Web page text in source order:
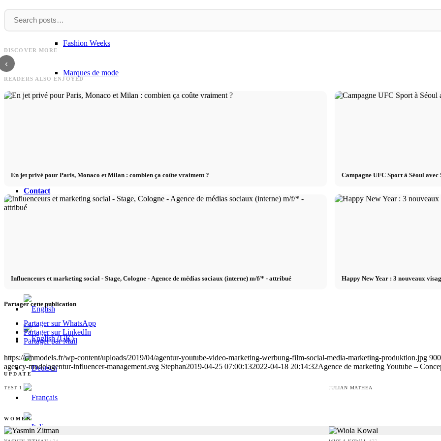
Fashion Weeks
Marques de mode
Contact
x YouTube
DISCOVER MORE
‹
castings, jobs, agences de mannequins - Le
livre pour les mannequins
READERS ALSO ENJOYED
En jet privé pour Paris, Monaco et Milan : combien ça coûte vraiment ? Campagne UFC Sport à Séoul avec
Influenceurs et marketing social - Stage, Cologne - Agence de médias sociaux (interne) m/f/* - attribué Happy New Year : 3 nouveaux
Partager cette publication
Partager sur WhatsApp
Partager sur LinkedIn
Partager par Mail
https://cmmodels.fr/wp-content/uploads/2019/04/agentur-youtube-video-marketing-werbung-film-social-media-marketing-produktion.jpg 900
agency-modelagentur-influencer-management.svg Stephan2019-04-25 07:00:132022-04-18 20:14:32Agence de marketing Youtube –
UPDATE
TEST 1
JULIAN MATHEA
WOMEN